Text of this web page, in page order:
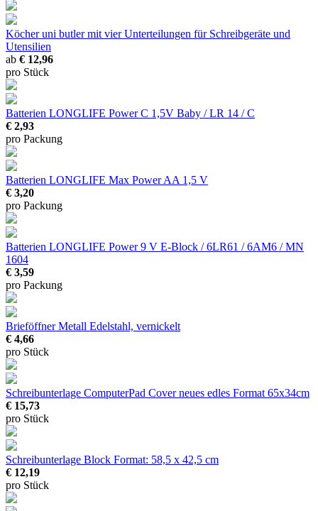
Köcher uni butlermit vier Unterteilungen für Schreibgeräte und
Utensilien
ab € 12,96
pro Stück
Batterien LONGLIFE Power C 1,5V Baby / LR 14 / C
€ 2,93
pro Packung
Batterien LONGLIFE Max Power AA 1,5 V
€ 3,20
pro Packung
Batterien LONGLIFE Power 9 V E-Block / 6LR61 / 6AM6 / MN
1604
€ 3,59
pro Packung
Brieföffner Metall Edelstahl, vernickelt
€ 4,66
pro Stück
Schreibunterlage ComputerPad Coverneues edles Format 65x34cm
€ 15,73
pro Stück
Schreibunterlage Block Format: 58,5 x 42,5 cm
€ 12,19
pro Stück